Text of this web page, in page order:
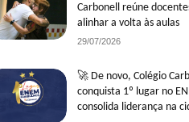
Carbonell reúne
alinhar a volta às aulas
29/07/2026
🚀 De novo, Colégio
conquista 1º lugar no
consolida liderança na